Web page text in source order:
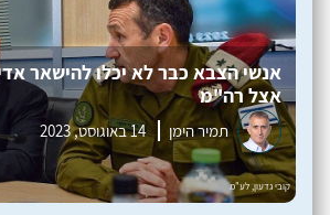
אנשי הצבא כבר לא יכלו להישאר
אצל רה"מ
תמיר הימן 14 באוגוסט, 2023